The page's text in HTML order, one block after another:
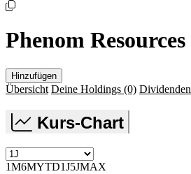
Phenom Resources
Hinzufügen
Übersicht Deine Holdings (0) Dividenden
Kurs-Chart
1M6MYTD1J5JMAX